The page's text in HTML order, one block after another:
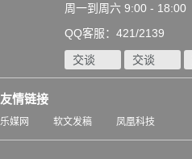
周一到周六 9:00 - 18:00
QQ客服：421/2139
交谈 交谈
友情链接
乐媒网 软文发稿 凤凰科技